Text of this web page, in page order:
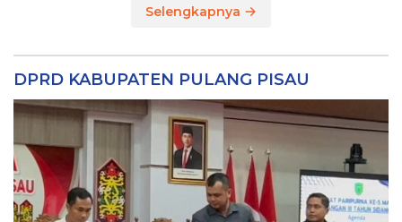
Selengkapnya
DPRD KABUPATEN PULANG PISAU